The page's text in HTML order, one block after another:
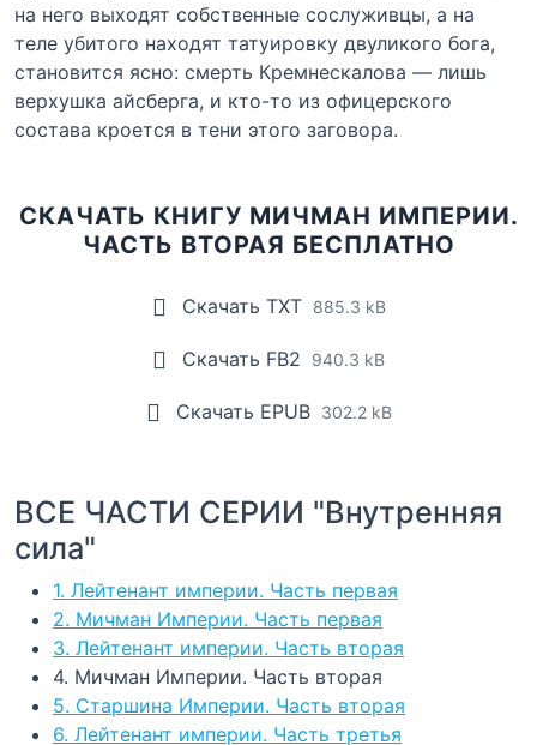
на него выходят собственные сослуживцы, а на
теле убитого находят татуировку двуликого бога,
становится ясно: смерть Кремнескалова — лишь
верхушка айсберга, и кто-то из офицерского
состава кроется в тени этого заговора.
СКАЧАТЬ КНИГУ МИЧМАН ИМПЕРИИ.
ЧАСТЬ ВТОРАЯ БЕСПЛАТНО
Скачать TXT 885.3 kB
Скачать FB2 940.3 kB
Скачать EPUB 302.2 kB
ВСЕ ЧАСТИ СЕРИИ "Внутренняя
сила"
1. Лейтенант империи. Часть первая
2. Мичман Империи. Часть первая
3. Лейтенант империи. Часть вторая
4. Мичман Империи. Часть вторая
5. Старшина Империи. Часть вторая
6. Лейтенант империи. Часть третья